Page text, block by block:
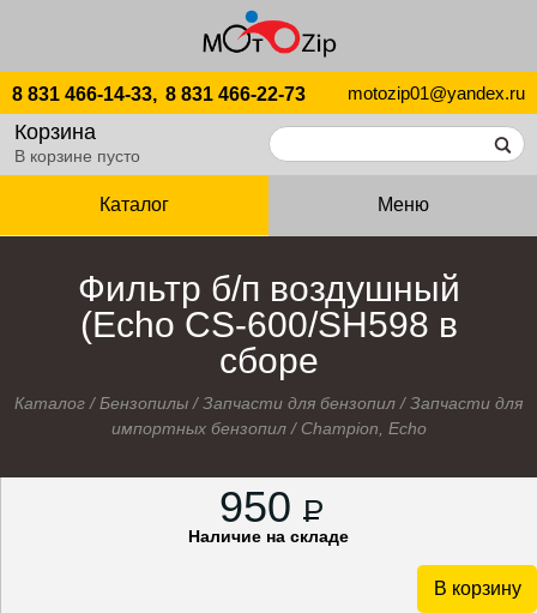
8 831 466-14-33, 8 831 466-22-73 motozip01@yandex.ru
Корзина
В корзине пусто
Каталог Меню
Фильтр б/п воздушный
(Echo CS-600/SH598 в
сборе
Каталог /Бензопилы /Запчасти для бензопил /Запчасти для
импортных бензопил/ Champion, Echo
950 P
Наличие на складе
В корзину